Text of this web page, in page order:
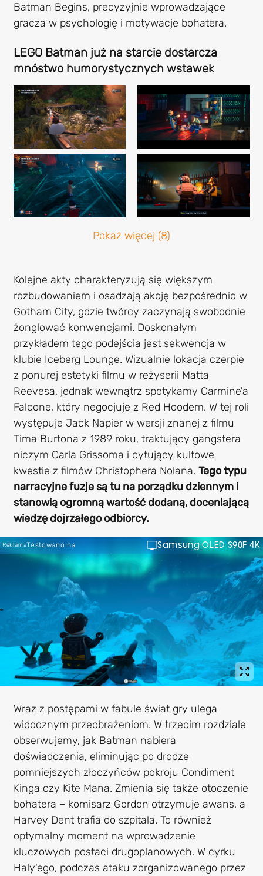
Batman Begins, precyzyjnie wprowadzające
gracza w psychologię i motywacje bohatera.
LEGO Batman już na starcie dostarcza
mnóstwo humorystycznych wstawek
Pokaż więcej (8)
Kolejne akty charakteryzują się większym
rozbudowaniem i osadzają akcję bezpośrednio w
Gotham City, gdzie twórcy zaczynają swobodnie
żonglować konwencjami. Doskonałym
przykładem tego podejścia jest sekwencja w
klubie Iceberg Lounge. Wizualnie lokacja czerpie
z ponurej estetyki filmu w reżyserii Matta
Reevesa, jednak wewnątrz spotykamy Carmine'a
Falcone, który negocjuje z Red Hoodem. W tej roli
występuje Jack Napier w wersji znanej z filmu
Tima Burtona z 1989 roku, traktujący gangstera
niczym Carla Grissoma i cytujący kultowe
kwestie z filmów Christophera Nolana. Tego typu
narracyjne fuzje są tu na porządku dziennym i
stanowią ogromną wartość dodaną, doceniającą
wiedzę dojrzałego odbiorcy.
Testowano na Samsung OLED S90F 4K
Reklama
Wraz z postępami w fabule świat gry ulega
widocznym przeobrażeniom. W trzecim rozdziale
obserwujemy, jak Batman nabiera
doświadczenia, eliminując po drodze
pomniejszych złoczyńców pokroju Condiment
Kinga czy Kite Mana. Zmienia się także otoczenie
bohatera – komisarz Gordon otrzymuje awans, a
Harvey Dent trafia do szpitala. To również
optymalny moment na wprowadzenie
kluczowych postaci drugoplanowych. W cyrku
Haly'ego, podczas ataku zorganizowanego przez